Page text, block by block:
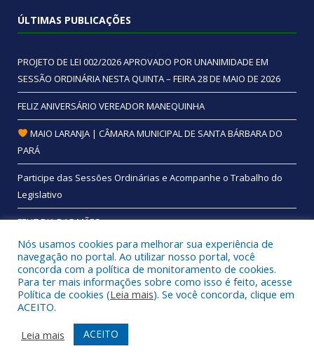
ÚLTIMAS PUBLICAÇÕES
PROJETO DE LEI 002/2026 APROVADO POR UNANIMIDADE EM
SESSÃO ORDINÁRIA NESTA QUINTA – FEIRA 28 DE MAIO DE 2026
FELIZ ANIVERSÁRIO VEREADOR MANEQUINHA
MAIO LARANJA | CÂMARA MUNICIPAL DE SANTA BÁRBARA DO
PARÁ
Participe das Sessões Ordinárias e Acompanhe o Trabalho do
Legislativo
FELIZ DIA DAS MÃES
Todos os direitos reservados a Câmara Municipal de Santa
Bárbara do Pará.
Mapa do Site
Acessar Área Administrativa
Acessar Webmail
Nós usamos cookies para melhorar sua experiência de
navegação no portal. Ao utilizar nosso portal, você
concorda com a política de monitoramento de cookies.
Para ter mais informações sobre como isso é feito, acesse
Política de cookies (Leia mais). Se você concorda, clique em
ACEITO.
Leia mais
ACEITO